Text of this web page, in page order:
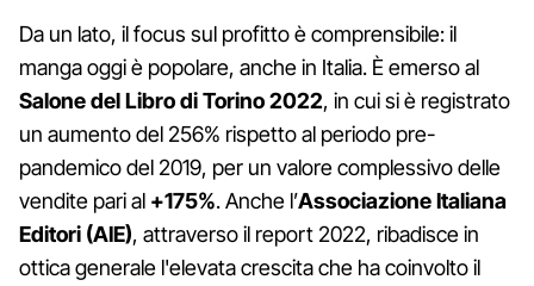
Da un lato, il focus sul profitto è comprensibile: il
manga oggi è popolare, anche in Italia. È emerso al
Salone del Libro di Torino 2022, in cui si è registrato
un aumento del 256% rispetto al periodo pre-
pandemico del 2019, per un valore complessivo delle
vendite pari al +175%. Anche l’Associazione Italiana
Editori (AIE), attraverso il report 2022, ribadisce in
ottica generale l'elevata crescita che ha coinvolto il